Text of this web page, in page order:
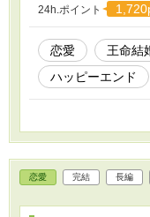
24h.ポイント
恋愛 王命結
ハッピーエンド
恋愛 完結 長編